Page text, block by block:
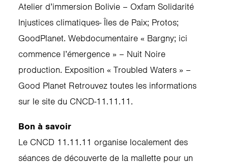
Atelier d’immersion Bolivie – Oxfam Solidarité
Injustices climatiques- Îles de Paix; Protos;
GoodPlanet. Webdocumentaire « Bargny; ici
commence l’émergence » – Nuit Noire
production. Exposition « Troubled Waters » –
Good Planet Retrouvez toutes les informations
sur le site du CNCD-11.11.11.
Bon à savoir
Le CNCD 11.11.11 organise localement des
séances de découverte de la mallette pour un